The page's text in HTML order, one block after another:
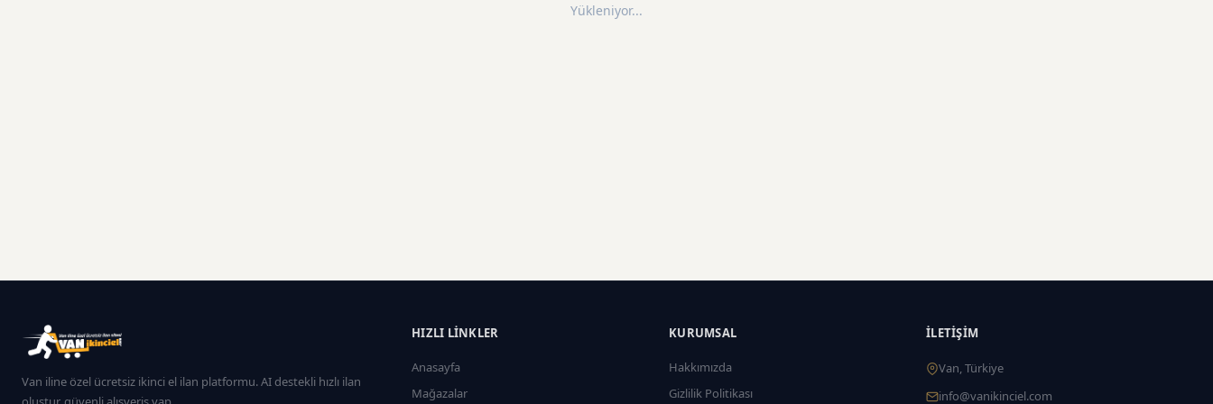
Yükleniyor...
Van iline özel ücretsiz ikinci el ilan platformu. AI destekli hızlı ilan
HIZLI LINKLER
Anasayfa
Mağazalar
KURUMSAL
Hakkımızda
Gizlilik Politikası
İLETIŞIM
Van, Türkiye
info@vanikinciel.com